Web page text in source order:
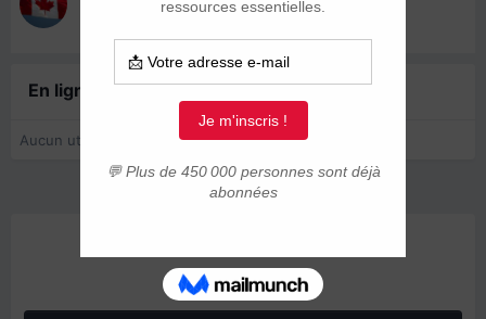
En ligne récemment
Aucun utilisateur enregistré regarde cette page.
ANNONCES